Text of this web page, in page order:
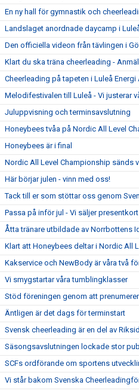
En ny hall för gymnastik och
Landslaget anordnade daycamp i
Den officiella videon från tävlingen i
Klart du ska träna cheerleading -
Cheerleading på tapeten i Luleå Energi
Melodifestivalen till Luleå - Vi justerar
Juluppvisning och terminsavslutning
Honeybees tvåa på Nordic All Level
Honeybees är i final
Nordic All Level Championship sänds
Här börjar julen - vinn med oss!
Tack till er som stöttar oss genom
Passa på inför jul - Vi säljer
Åtta tränare utbildade av Norrbottens
Klart att Honeybees deltar i Nordic All
Kakservice och NewBody är våra två
Vi smygstartar våra tumblingklasser
Stöd föreningen genom att
Äntligen är det dags för terminstart
Svensk cheerleading är en del av
Säsongsavslutningen lockade stor
SCFs ordförande om sportens
Vi står bakom Svenska